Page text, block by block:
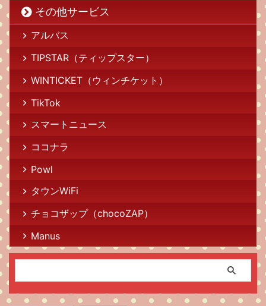
その他サービス
アルバス
TIPSTAR（ティップスター）
WINTICKET（ウィンチケット）
TikTok
スマートニュース
ココナラ
Powl
タウンWiFi
チョコザップ（chocoZAP）
Manus